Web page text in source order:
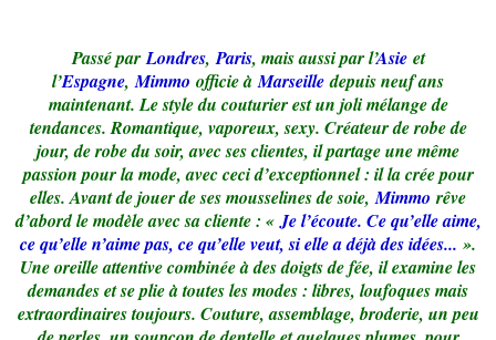
Passé par Londres, Paris, mais aussi par l’Asie et
l’Espagne, Mimmo officie à Marseille depuis neuf ans
maintenant. Le style du couturier est un joli mélange de
tendances. Romantique, vaporeux, sexy. Créateur de robe de
jour, de robe du soir, avec ses clientes, il partage une même
passion pour la mode, avec ceci d’exceptionnel : il la crée pour
elles. Avant de jouer de ses mousselines de soie, Mimmo rêve
d’abord le modèle avec sa cliente : « Je l’écoute. Ce qu’elle aime,
ce qu’elle n’aime pas, ce qu’elle veut, si elle a déjà des idées... ».
Une oreille attentive combinée à des doigts de fée, il examine les
demandes et se plie à toutes les modes : libres, loufoques mais
extraordinaires toujours. Couture, assemblage, broderie, un peu